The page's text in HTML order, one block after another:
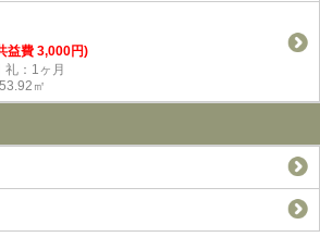
益費 3,000円)
礼：1ヶ月
㎡